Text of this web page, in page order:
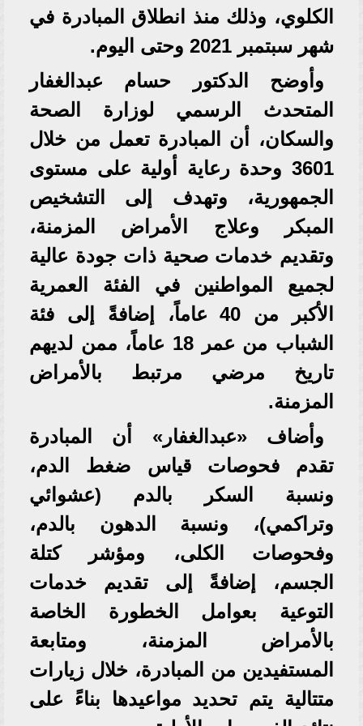
الكلوي، وذلك منذ انطلاق المبادرة في
شهر سبتمبر 2021 وحتى اليوم.
وأوضح الدكتور حسام عبدالغفار
المتحدث الرسمي لوزارة الصحة
والسكان، أن المبادرة تعمل من خلال
3601 وحدة رعاية أولية على مستوى
الجمهورية، وتهدف إلى التشخيص
المبكر وعلاج الأمراض المزمنة،
وتقديم خدمات صحية ذات جودة عالية
لجميع المواطنين في الفئة العمرية
الأكبر من 40 عاماً، إضافةً إلى فئة
الشباب من عمر 18 عاماً، ممن لديهم
تاريخ مرضي مرتبط بالأمراض
المزمنة.
وأضاف «عبدالغفار» أن المبادرة
تقدم فحوصات قياس ضغط الدم،
ونسبة السكر بالدم (عشوائي
وتراكمي)، ونسبة الدهون بالدم،
وفحوصات الكلى، ومؤشر كتلة
الجسم، إضافةً إلى تقديم خدمات
التوعية بعوامل الخطورة الخاصة
بالأمراض المزمنة، ومتابعة
المستفيدين من المبادرة، خلال زيارات
متتالية يتم تحديد مواعيدها بناءً على